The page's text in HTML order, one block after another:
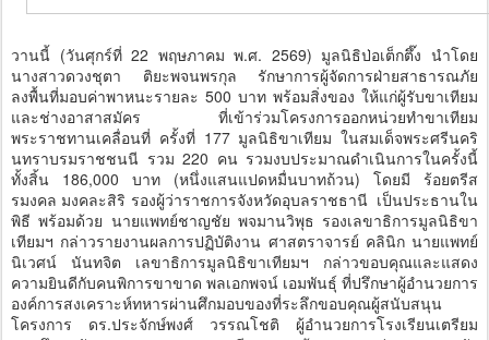
วานนี้ (วันศุกร์ที่ 22 พฤษภาคม พ.ศ. 2569) มูลนิธิป่อเต็กตึ๊ง นำโดย
นางสาวดวงชุตา ติยะพจนพรกุล รักษาการผู้จัดการฝ่ายสาธารณภัย
ลงพื้นที่มอบค่าพาหนะรายละ 500 บาท พร้อมสิ่งของ ให้แก่ผู้รับขาเทียม
และช่างอาสาสมัคร ที่เข้าร่วมโครงการออกหน่วยทำขาเทียม
พระราชทานเคลื่อนที่ ครั้งที่ 177 มูลนิธิขาเทียม ในสมเด็จพระศรีนคริ
นทราบรมราชชนนี รวม 220 คน รวมงบประมาณดำเนินการในครั้งนี้
ทั้งสิ้น 186,000 บาท (หนึ่งแสนแปดหมื่นบาทถ้วน) โดยมี ร้อยตรีส
รมงคล มงคละสิริ รองผู้ว่าราชการจังหวัดอุบลราชธานี เป็นประธานใน
พิธี พร้อมด้วย นายแพทย์ชาญชัย พจมานวิพุธ รองเลขาธิการมูลนิธิขา
เทียมฯ กล่าวรายงานผลการปฏิบัติงาน ศาสตราจารย์ คลินิก นายแพทย์
นิเวศน์ นันทจิต เลขาธิการมูลนิธิขาเทียมฯ กล่าวขอบคุณและแสดง
ความยินดีกับคนพิการขาขาด พลเอกพจน์ เอมพันธุ์ ที่ปรึกษาผู้อำนวยการ
องค์การสงเคราะห์ทหารผ่านศึกมอบของที่ระลึกขอบคุณผู้สนับสนุน
โครงการ ดร.ประจักษ์พงศ์ วรรณโชติ ผู้อำนวยการโรงเรียนเตรียม